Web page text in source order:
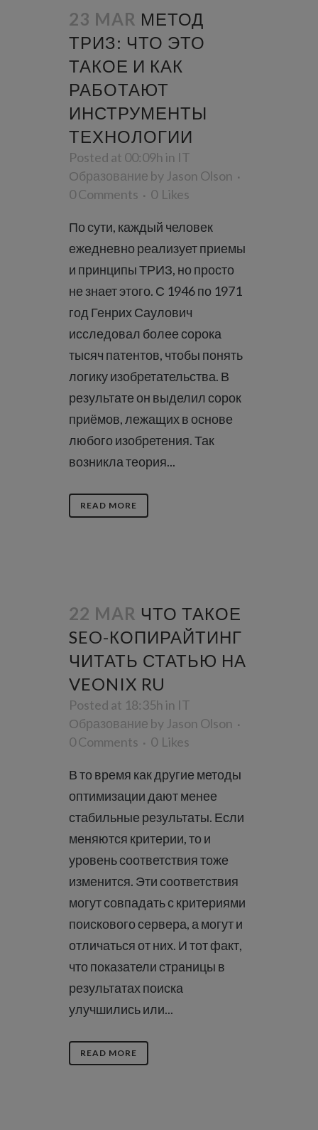
23 MAR МЕТОД
ТРИЗ: ЧТО ЭТО
ТАКОЕ И КАК
РАБОТАЮТ
ИНСТРУМЕНТЫ
ТЕХНОЛОГИИ
Posted at 00:09h in IT
Образование by Jason Olson
0 Comments
0 Likes
По сути, каждый человек
ежедневно реализует приемы
и принципы ТРИЗ, но просто
не знает этого. С 1946 по 1971
год Генрих Саулович
исследовал более сорока
тысяч патентов, чтобы понять
логику изобретательства. В
результате он выделил сорок
приёмов, лежащих в основе
любого изобретения. Так
возникла теория...
READ MORE
22 MAR ЧТО ТАКОЕ
SEO-КОПИРАЙТИНГ
ЧИТАТЬ СТАТЬЮ НА
VEONIX RU
Posted at 18:35h in IT
Образование by Jason Olson
0 Comments
0 Likes
В то время как другие методы
оптимизации дают менее
стабильные результаты. Если
меняются критерии, то и
уровень соответствия тоже
изменится. Эти соответствия
могут совпадать с критериями
поискового сервера, а могут и
отличаться от них. И тот факт,
что показатели страницы в
результатах поиска
улучшились или...
READ MORE